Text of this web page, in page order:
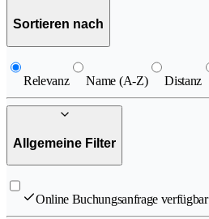
Sortieren nach
Relevanz Name (A-Z) Distanz
Allgemeine Filter
Online Buchungsanfrage verfügbar